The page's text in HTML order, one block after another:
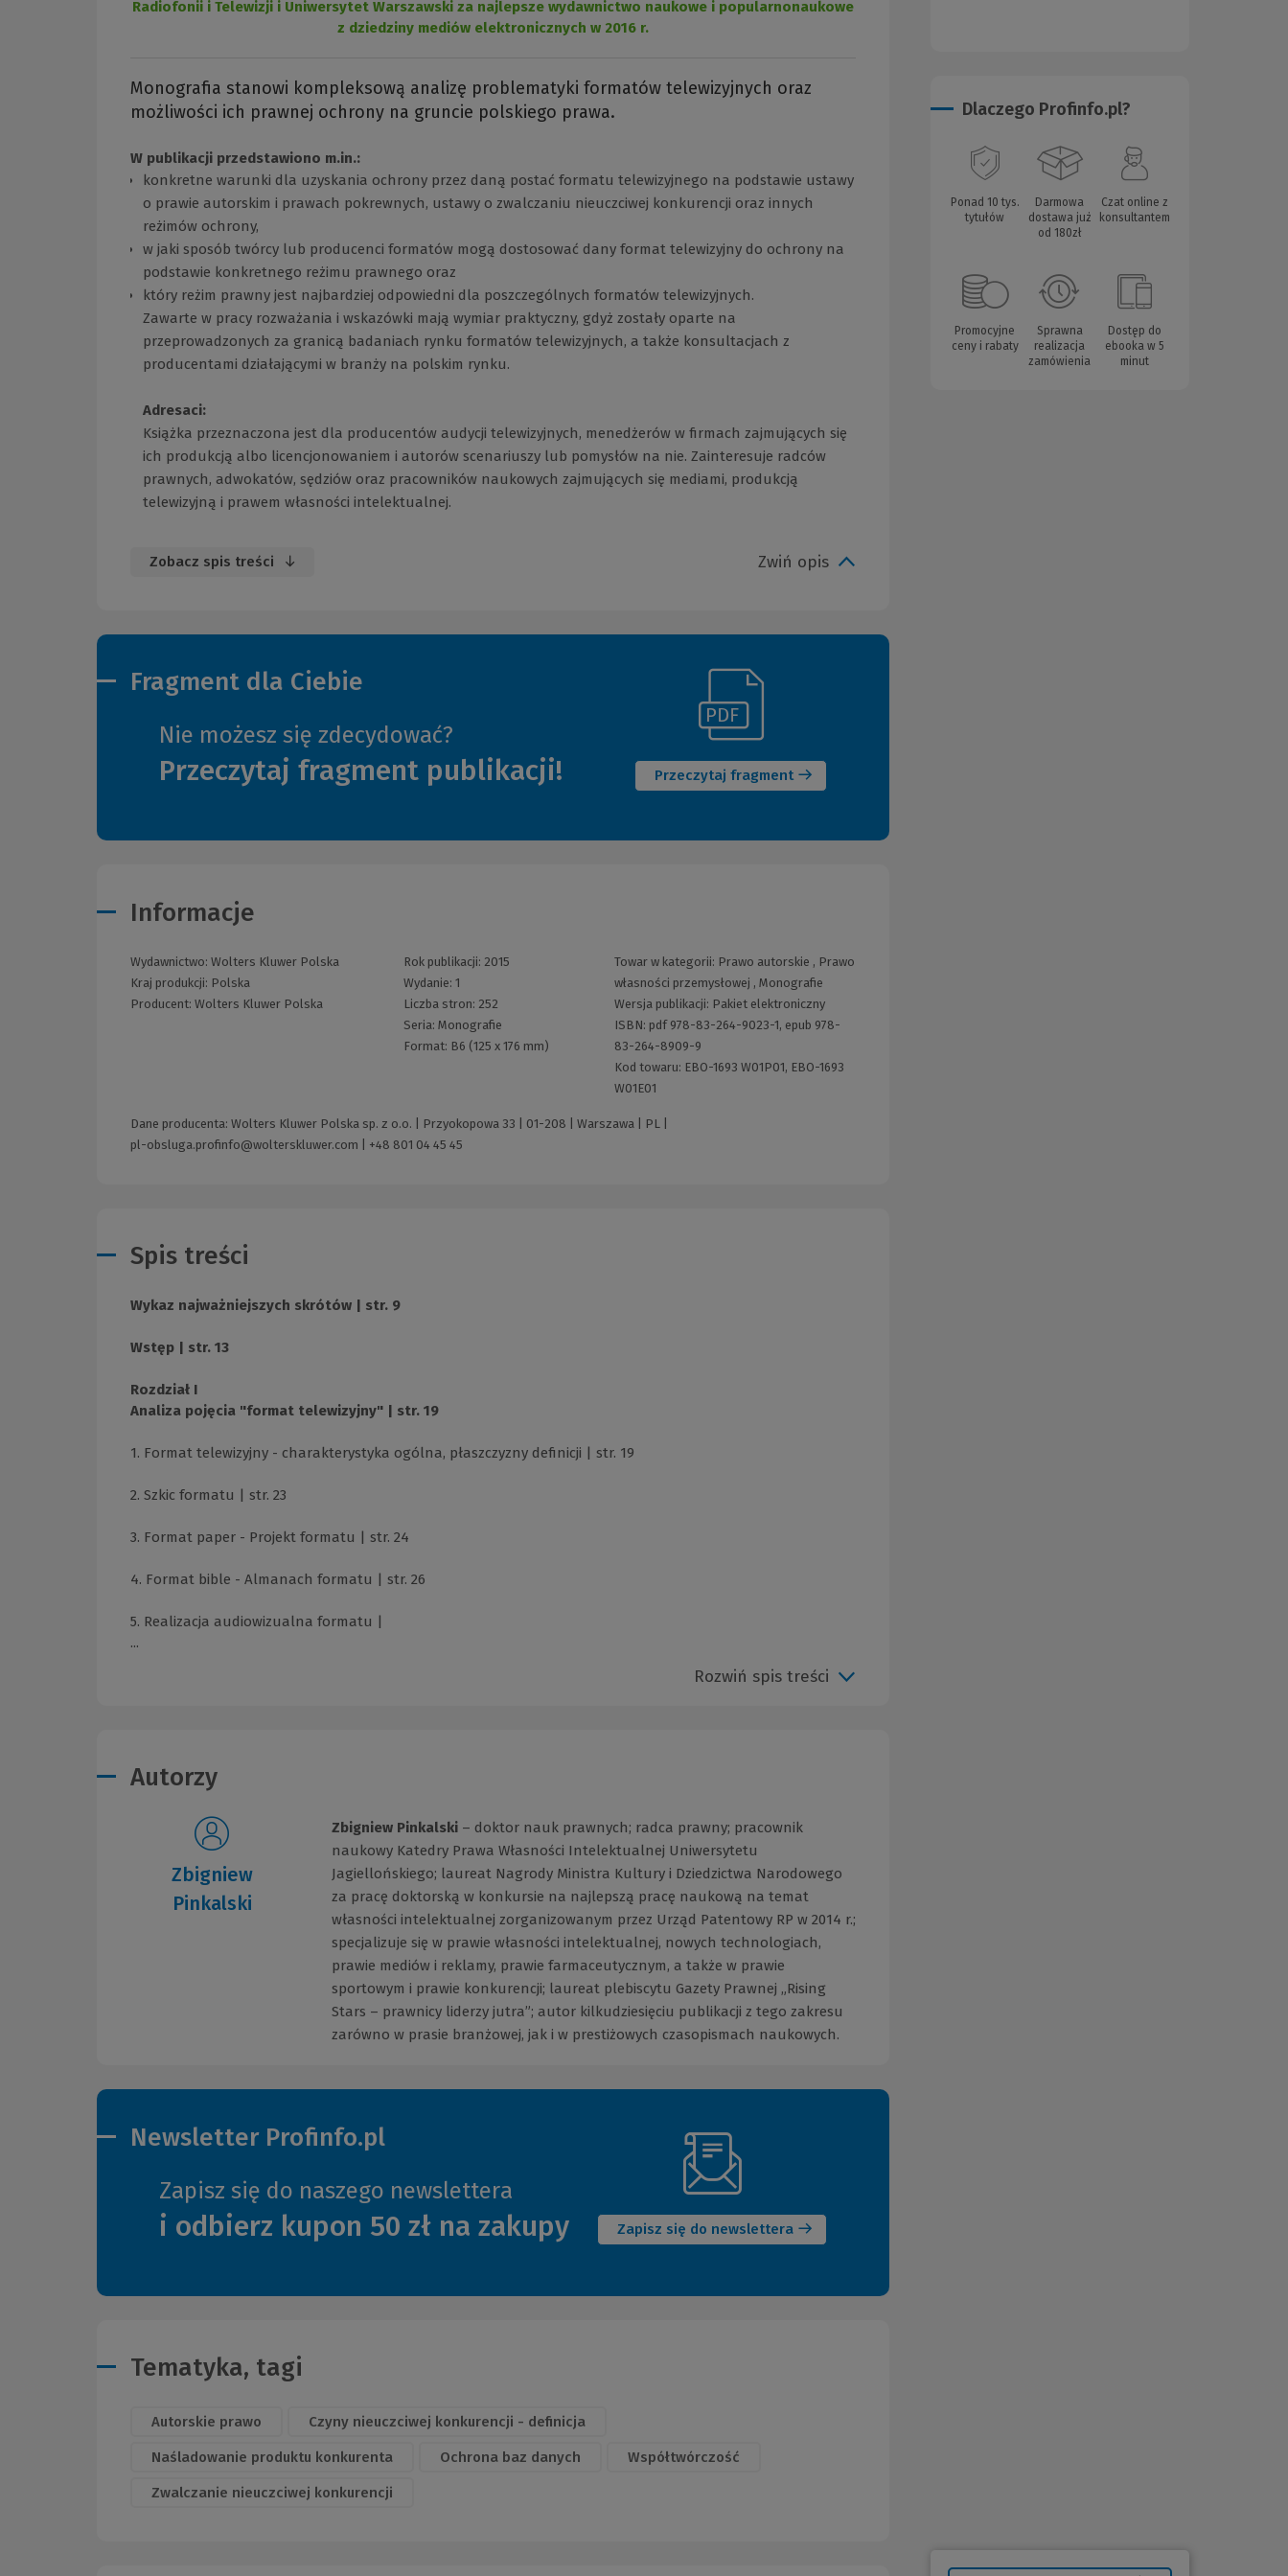
Radiofonii i Telewizji i Uniwersytet Warszawski za najlepsze wydawnictwo naukowe i popularnonaukowe
z dziedziny mediów elektronicznych w 2016 r.
Monografia stanowi kompleksową analizę problematyki formatów telewizyjnych oraz
możliwości ich prawnej ochrony na gruncie polskiego prawa.
W publikacji przedstawiono m.in.:
konkretne warunki dla uzyskania ochrony przez daną postać formatu telewizyjnego na podstawie ustawy
o prawie autorskim i prawach pokrewnych, ustawy o zwalczaniu nieuczciwej konkurencji oraz innych
reżimów ochrony,
w jaki sposób twórcy lub producenci formatów mogą dostosować dany format telewizyjny do ochrony na
podstawie konkretnego reżimu prawnego oraz
który reżim prawny jest najbardziej odpowiedni dla poszczególnych formatów telewizyjnych.
Zawarte w pracy rozważania i wskazówki mają wymiar praktyczny, gdyż zostały oparte na
przeprowadzonych za granicą badaniach rynku formatów telewizyjnych, a także konsultacjach z
producentami działającymi w branży na polskim rynku.
Adresaci:
Książka przeznaczona jest dla producentów audycji telewizyjnych, menedżerów w firmach zajmujących się
ich produkcją albo licencjonowaniem i autorów scenariuszy lub pomysłów na nie. Zainteresuje radców
prawnych, adwokatów, sędziów oraz pracowników naukowych zajmujących się mediami, produkcją
telewizyjną i prawem własności intelektualnej.
Zobacz spis treści Zwiń opis
Fragment dla Ciebie
Nie możesz się zdecydować?
Przeczytaj fragment publikacji! Przeczytaj fragment
(Nowe
okno)
(Link
do
innej
strony)
Informacje
Wydawnictwo: Wolters Kluwer Polska
Kraj produkcji: Polska
Producent: Wolters Kluwer Polska
Rok publikacji: 2015
Wydanie:1
Liczba stron: 252
Seria:Monografie
Format: B6 (125 x 176 mm)
Towar w kategorii: Prawo autorskie , Prawo
własności przemysłowej , Monografie
Wersja publikacji: Pakiet elektroniczny
ISBN: pdf 978-83-264-9023-1, epub 978-
83-264-8909-9
Kod towaru: EBO-1693 W01P01, EBO-1693
W01E01
Dane producenta: Wolters Kluwer Polska sp. z o.o. | Przyokopowa 33 | 01-208 | Warszawa | PL |
pl-obsluga.profinfo@wolterskluwer.com
+48 801 04 45 45
Spis treści
Wykaz najważniejszych skrótów | str. 9
Wstęp | str. 13
Rozdział I
Analiza pojęcia "format telewizyjny" | str. 19
1. Format telewizyjny - charakterystyka ogólna, płaszczyzny definicji | str. 19
2. Szkic formatu | str. 23
3. Format paper - Projekt formatu | str. 24
4. Format bible - Almanach formatu | str. 26
5. Realizacja audiowizualna formatu |
...
Rozwiń spis treści
Autorzy
Zbigniew
Pinkalski
Zbigniew Pinkalski – doktor nauk prawnych; radca prawny; pracownik
naukowy Katedry Prawa Własności Intelektualnej Uniwersytetu
Jagiellońskiego; laureat Nagrody Ministra Kultury i Dziedzictwa Narodowego
za pracę doktorską w konkursie na najlepszą pracę naukową na temat
własności intelektualnej zorganizowanym przez Urząd Patentowy RP w 2014 r.;
specjalizuje się w prawie własności intelektualnej, nowych technologiach,
prawie mediów i reklamy, prawie farmaceutycznym, a także w prawie
sportowym i prawie konkurencji; laureat plebiscytu Gazety Prawnej „Rising
Stars – prawnicy liderzy jutra”; autor kilkudziesięciu publikacji z tego zakresu
zarówno w prasie branżowej, jak i w prestiżowych czasopismach naukowych.
Newsletter Profinfo.pl
Zapisz się do naszego newslettera
i odbierz kupon 50 zł na zakupy Zapisz się do newslettera
okno)
Tematyka, tagi
Autorskie prawo Czyny nieuczciwej konkurencji - definicja
Naśladowanie produktu konkurenta Ochrona baz danych Współtwórczość
Zwalczanie nieuczciwej konkurencji
Dlaczego Profinfo.pl?
Ponad 10 tys.
tytułów
Darmowa
dostawa już
od 180zł
Czat online z
konsultantem
Promocyjne
ceny i rabaty
Sprawna
realizacja
zamówienia
Dostęp do
ebooka w 5
minut